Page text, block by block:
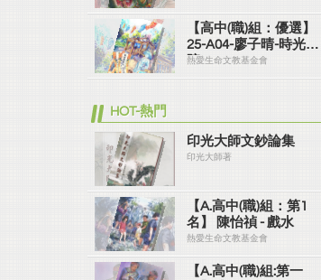
【高中(職)組：優選】
25-A04-廖子晴-時光之
院
熱愛生命文教基金會
HOT-熱門
印光大師文鈔論集
印光大師著
【A.高中(職)組：第1
名】 陳怡禎 - 戲水
熱愛生命文教基金會
【A.高中(職)組:第一